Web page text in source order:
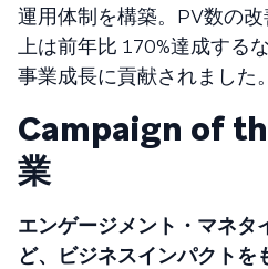
運用体制を構築。PV数の
上は前年比 170%達成する
事業成長に貢献されました。
Campaign of
業
エンゲージメント・マネタ
ど、ビジネスインパクトを